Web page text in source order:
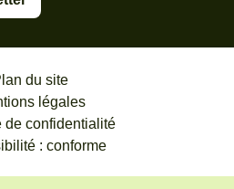
du site
légales
de confidentialité
: conforme